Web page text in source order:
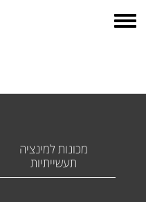
מכונות למינציה
תעשייתיות